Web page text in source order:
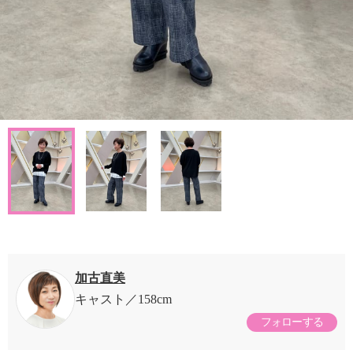
加古直美
キャスト
158cm
フォローする